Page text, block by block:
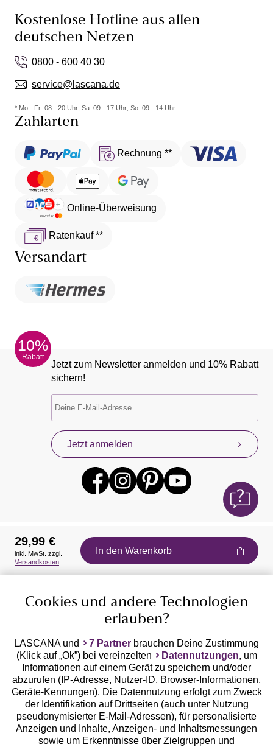
Kostenlose Hotline aus allen
deutschen Netzen
0800 - 600 40 30
service@lascana.de
* Mo - Fr: 08 - 20 Uhr; Sa: 09 - 17 Uhr; So: 09 - 14 Uhr.
Zahlarten
Rechnung **
Online-Überweisung
Ratenkauf **
Versandart
10%
Rabatt
Jetzt zum Newsletter anmelden und 10% Rabatt
sichern!
Jetzt anmelden
Auszeichnungen
Geprüfte Sicherheit
Unsere Apps
29,99 €
inkl. MwSt. zzgl.
Versandkosten
In den Warenkorb
Cookies und andere Technologien
erlauben?
LASCANA und 7 Partner brauchen Deine Zustimmung
(Klick auf „Ok”) bei vereinzelten
Datennutzungen, um
Informationen auf einem Gerät zu speichern und/oder
abzurufen (IP-Adresse, Nutzer-ID, Browser-Informationen,
Geräte-Kennungen). Die Datennutzung erfolgt zum Zweck
der Identifikation auf Drittseiten (auch unter Nutzung
pseudonymisierter E-Mail-Adressen), für personalisierte
Anzeigen und Inhalte, Anzeigen- und Inhaltsmessungen
sowie um Erkenntnisse über Zielgruppen und